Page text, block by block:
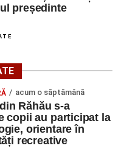
2026
„Lucian
de
președinte
acum o săptămână
Răhău s-a
copii au participat la
orientare în
recreative